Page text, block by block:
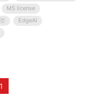
소개를 통해 미래형 임베디드 시
업과 개발자들에게 실질적인 인
.
MS license
EdgeAI
1